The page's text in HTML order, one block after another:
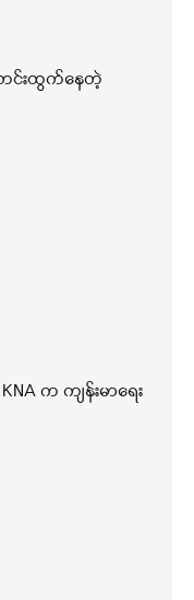
င်းထွက်နေတဲ့
က ကျန်းမာရေး